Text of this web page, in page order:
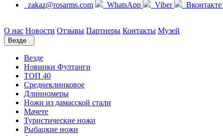
zakaz@rosarms.com WhatsApp Viber Вконтакте
О нас Новости Отзывы Партнеры Контакты Музей
Везде
Везде
Новинки Фултанги
ТОП 40
Среднеклинковое
Длинномеры
Ножи из дамасской стали
Мачете
Туристические ножи
Рыбацкие ножи